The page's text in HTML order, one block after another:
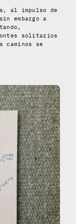
al impulso de
embargo a
solitarios
caminos se